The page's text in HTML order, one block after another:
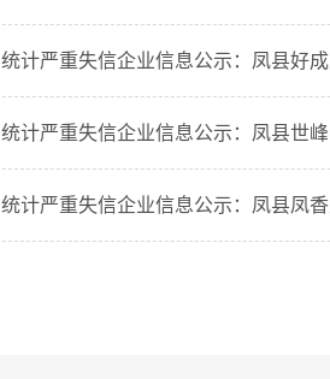
统计严重失信企业信息公示：凤县好
统计严重失信企业信息公示：凤县世
统计严重失信企业信息公示：凤县凤